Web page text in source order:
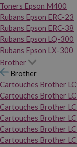
Toners Epson M400
Rubans Epson ERC-23
Rubans Epson ERC-38
Rubans Epson LQ-300
Rubans Epson LX-300
Brother
Brother
Cartouches Brother
Cartouches Brother
Cartouches Brother
Cartouches Brother
Cartouches Brother
Cartouches Brother